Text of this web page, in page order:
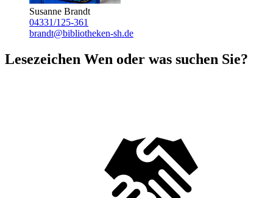
Susanne Brandt
04331/125-361
brandt@bibliotheken-sh.de
Lesezeichen Wen oder was suchen Sie?